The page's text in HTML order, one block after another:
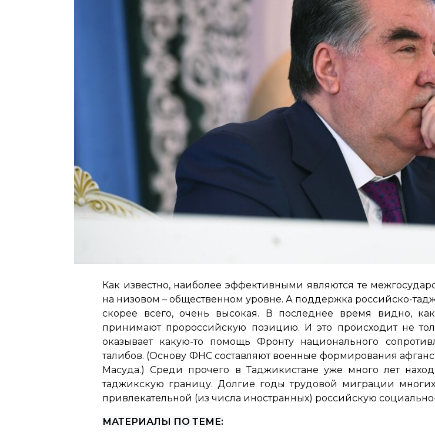
Как известно, наиболее эффективными являются те
на низовом – общественном уровне. А поддержка российско-
скорее всего, очень высокая. В последнее время видно,
принимают пророссийскую позицию. И это происходит не
оказывает какую-то помощь Фронту национального
талибов. (Основу ФНС составляют военные формирования
Масуда.) Среди прочего в Таджикистане уже много лет
таджикскую границу. Долгие годы трудовой миграции
привлекательной (из числа иностранных) российскую
МАТЕРИАЛЫ ПО ТЕМЕ: